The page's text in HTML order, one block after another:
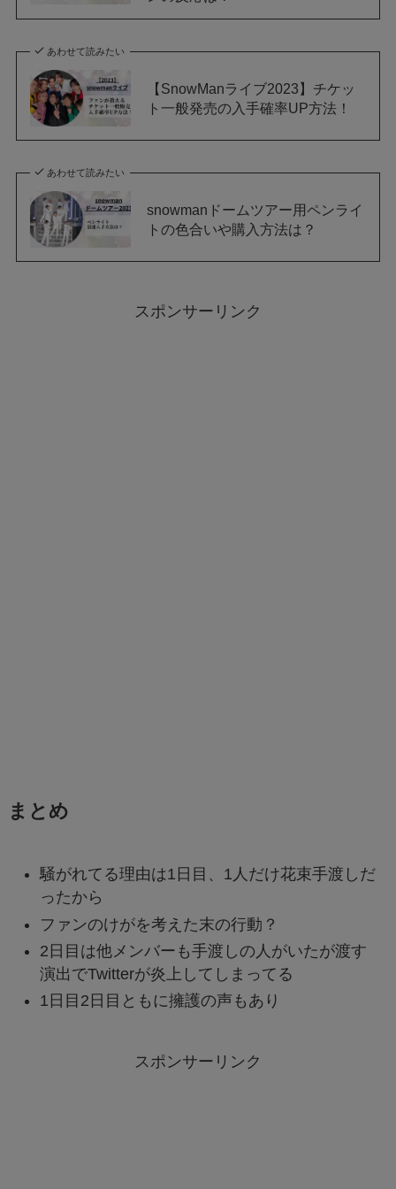
あわせて読みたい
【SnowManライブ2023】チケッ
ト一般発売の入手確率UP方法！
あわせて読みたい
snowmanドームツアー用ペンライ
トの色合いや購入方法は？
スポンサーリンク
まとめ
騒がれてる理由は1日目、1人だけ花束手渡しだ
ったから
ファンのけがを考えた末の行動？
2日目は他メンバーも手渡しの人がいたが渡す
演出でTwitterが炎上してしまってる
1日目2日目ともに擁護の声もあり
スポンサーリンク